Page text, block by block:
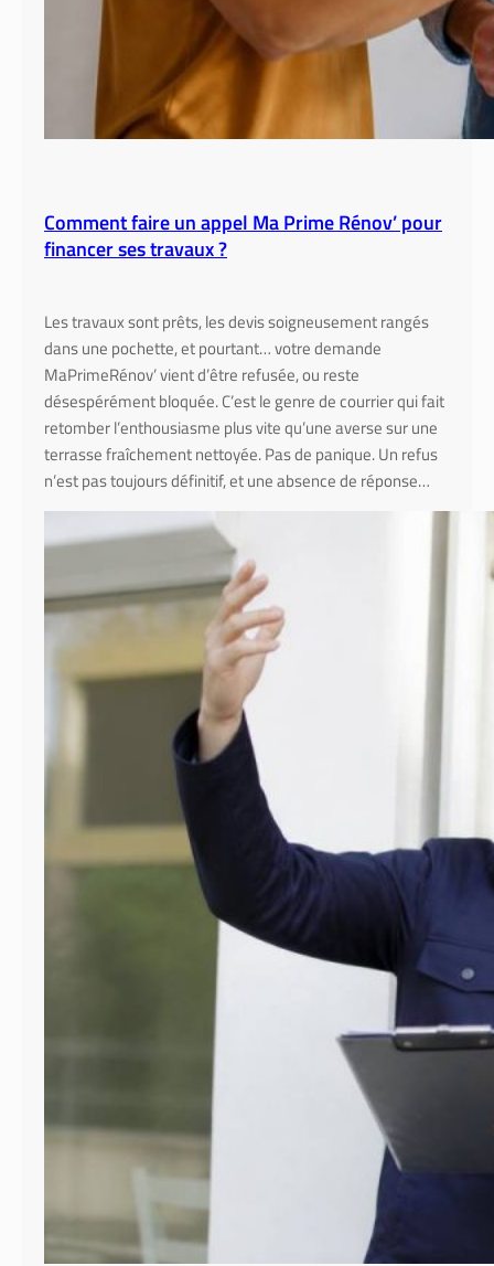
Comment faire un appel Ma Prime Rénov’ pour
financer ses travaux ?
Les travaux sont prêts, les devis soigneusement rangés
dans une pochette, et pourtant… votre demande
MaPrimeRénov’ vient d’être refusée, ou reste
désespérément bloquée. C’est le genre de courrier qui fait
retomber l’enthousiasme plus vite qu’une averse sur une
terrasse fraîchement nettoyée. Pas de panique. Un refus
n’est pas toujours définitif, et une absence de réponse…